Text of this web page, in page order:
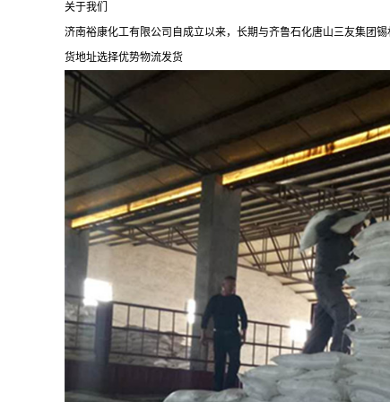
关于我们
济南裕康化工有限公司自成立以来，长期与齐鲁石化唐山三友集团
货地址选择优势物流发货